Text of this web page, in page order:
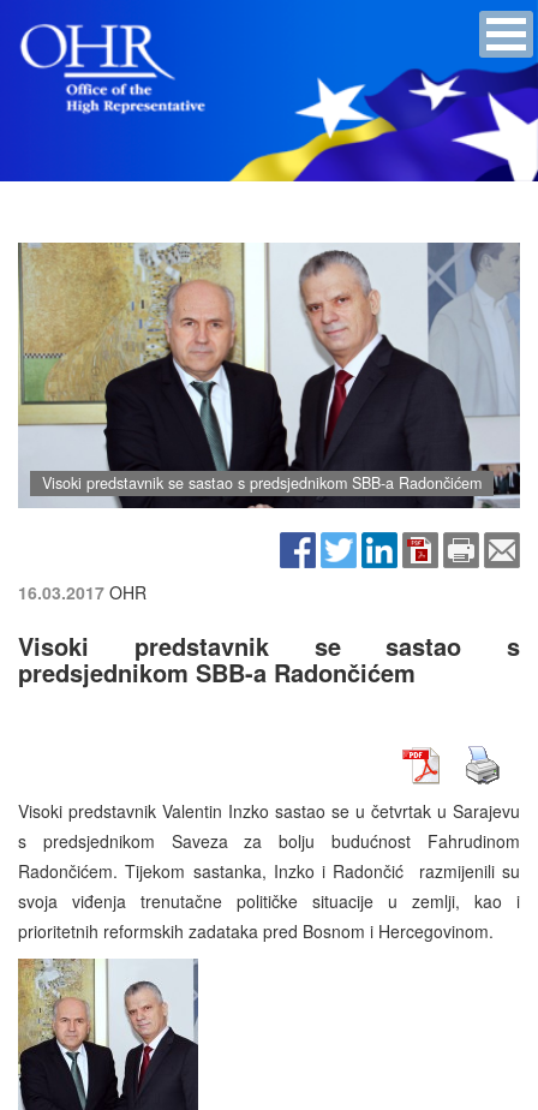
Visoki predstavnik se sastao s predsjednikom SBB-a Radončićem
16.03.2017 OHR
Visoki predstavnik se sastao s
predsjednikom SBB-a Radončićem
Visoki predstavnik Valentin Inzko sastao se u četvrtak u Sarajevu
s predsjednikom Saveza za bolju budućnost Fahrudinom
Radončićem. Tijekom sastanka, Inzko i Radončić razmijenili su
svoja viđenja trenutačne političke situacije u zemlji, kao i
prioritetnih reformskih zadataka pred Bosnom i Hercegovinom.